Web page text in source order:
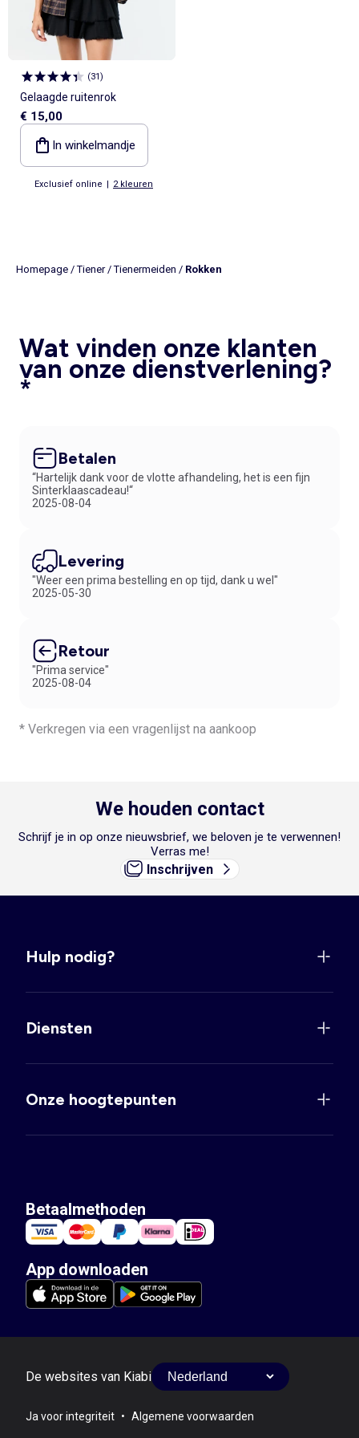
(31)
Gelaagde ruitenrok
€ 15,00
In winkelmandje
Exclusief online | 2 kleuren
Homepage /Tiener/Tienermeiden / Rokken
Wat vinden onze klanten
van onze dienstverlening?
*
Betalen
“Hartelijk dank voor de vlotte afhandeling, het is een fijn
Sinterklaascadeau!“
2025-08-04
Levering
"Weer een prima bestelling en op tijd, dank u wel"
2025-05-30
Retour
"Prima service"
2025-08-04
* Verkregen via een vragenlijst na aankoop
We houden contact
Schrijf je in op onze nieuwsbrief, we beloven je te verwennen!
Verras me!
Inschrijven
Hulp nodig?
Diensten
Onze hoogtepunten
Betaalmethoden
App downloaden
De websites van Kiabi
Ja voor integriteit • Algemene voorwaarden